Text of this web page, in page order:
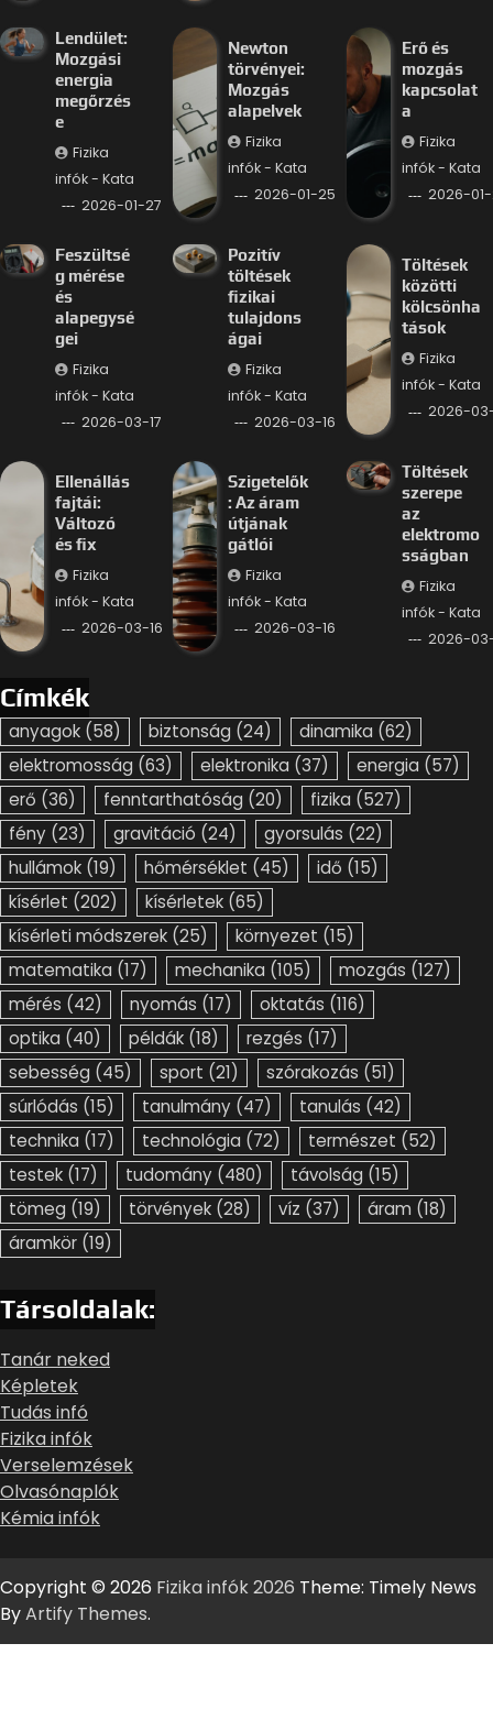
Lendület:
Mozgási
energia
megőrzés
e
Fizika
infók - Kata
2026-01-27
Newton
törvényei:
Mozgás
alapelvek
Fizika
infók - Kata
2026-01-25
Erő és
mozgás
kapcsolat
a
Fizika
infók - Kata
2026-
Feszültsé
g mérése
és
alapegysé
gei
Fizika
infók - Kata
2026-03-17
Pozitív
töltések
fizikai
tulajdons
ágai
Fizika
infók - Kata
2026-03-16
Töltések
közötti
kölcsönha
tások
Fizika
infók - Kata
2026-
Ellenállás
fajtái:
Változó
és fix
Fizika
infók - Kata
2026-03-16
Szigetelők
: Az áram
útjának
gátlói
Fizika
infók - Kata
2026-03-16
Töltések
szerepe
az
elektromo
sságban
Fizika
infók - Kata
2026-
Címkék
anyagok (58) biztonság (24) dinamika (62)
elektromosság (63) elektronika (37) energia (57)
erő (36) fenntarthatóság (20) fizika (527)
fény (23) gravitáció (24) gyorsulás (22)
hullámok (19) hőmérséklet (45) idő (15)
kísérlet (202) kísérletek (65)
kísérleti módszerek (25) környezet (15)
matematika (17) mechanika (105) mozgás (127)
mérés (42) nyomás (17) oktatás (116)
optika (40) példák (18) rezgés (17)
sebesség (45) sport (21) szórakozás (51)
súrlódás (15) tanulmány (47) tanulás (42)
technika (17) technológia (72) természet (52)
testek (17) tudomány (480) távolság (15)
tömeg (19) törvények (28) víz (37) áram (18)
áramkör (19)
Társoldalak:
Tanár neked
Képletek
Tudás infó
Fizika infók
Verselemzések
Olvasónaplók
Kémia infók
Copyright © 2026 Fizika infók 2026 Theme: Timely News
ByArtify Themes.